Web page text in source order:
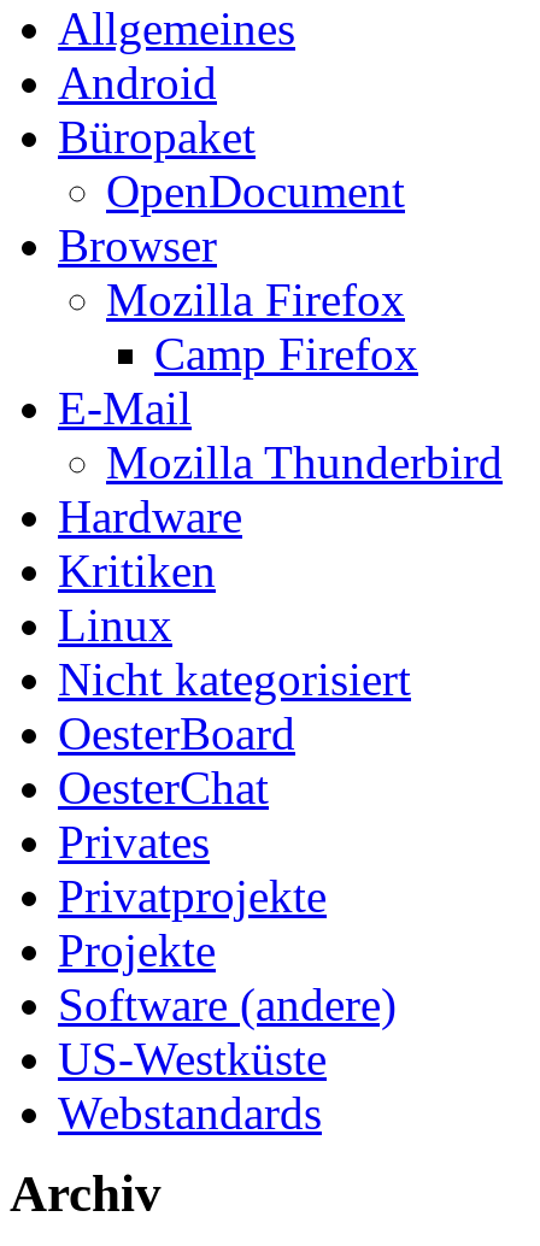
Allgemeines
Android
Büropaket
OpenDocument
Browser
Mozilla Firefox
Camp Firefox
E-Mail
Mozilla Thunderbird
Hardware
Kritiken
Linux
Nicht kategorisiert
OesterBoard
OesterChat
Privates
Privatprojekte
Projekte
Software (andere)
US-Westküste
Webstandards
Archiv